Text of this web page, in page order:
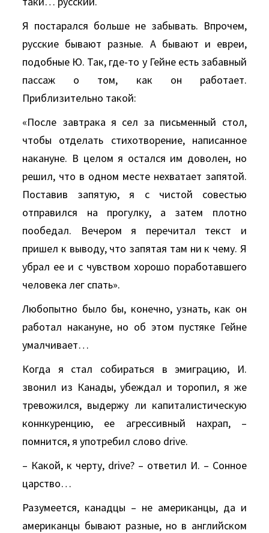
Я постарался больше не забывать. Впрочем,
русские бывают разные. А бывают и евреи,
подобные Ю. Так, где-то у Гейне есть забавный
пассаж о том, как он работает.
Приблизительно такой:
«После завтрака я сел за письменный стол,
чтобы отделать стихотворение, написанное
накануне. В целом я остался им доволен, но
решил, что в одном месте нехватает запятой.
Поставив запятую, я с чистой совестью
отправился на прогулку, а затем плотно
пообедал. Вечером я перечитал текст и
пришел к выводу, что запятая там ни к чему. Я
убрал ее и с чувством хорошо поработавшего
человека лег спать».
Любопытно было бы, конечно, узнать, как он
работал накануне, но об этом пустяке Гейне
умалчивает…
Когда я стал собираться в эмиграцию, И.
звонил из Канады, убеждал и торопил, я же
тревожился, выдержу ли капиталистическую
коннкуренцию, ее агрессивный нахрап, –
помнится, я употребил слово drive.
– Какой, к черту, drive? – ответил И. – Сонное
царство…
Разумеется, канадцы – не американцы, да и
американцы бывают разные, но в английском